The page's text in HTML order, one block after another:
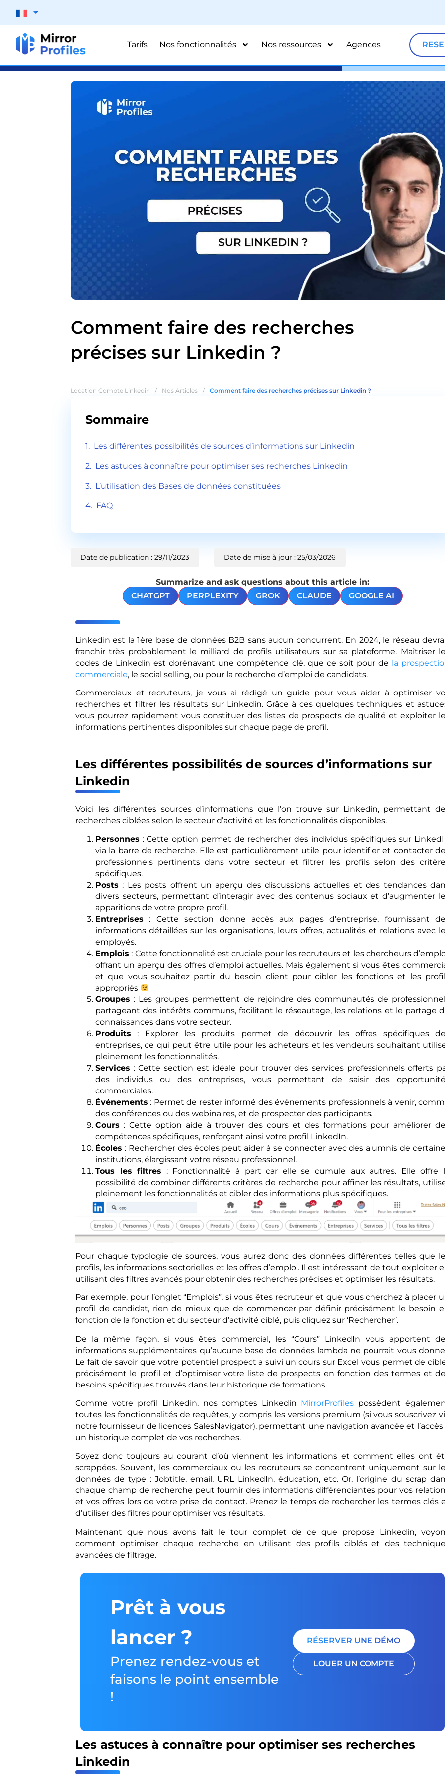
Tarifs Nos fonctionnalités Nos ressources Agences
Comment faire des recherches
précises sur Linkedin ?
Location Compte Linkedin / Nos Articles / Comment faire des recherches précises sur Linkedin ?
Sommaire
Les différentes possibilités de sources d’informations sur Linkedin
Les astuces à connaître pour optimiser ses recherches Linkedin
L’utilisation des Bases de données constituées
FAQ
Date de publication : 29/11/2023 Date de mise à jour : 25/03/2026
Summarize and ask questions about this article in:
CHATGPT
PERPLEXITY GROK CLAUDE GOOGLE AI
Linkedin est la 1ère base de données B2B sans aucun concurrent. En 2024, le réseau
franchir très probablement le milliard de profils utilisateurs sur sa plateforme. Maîtriser
codes de Linkedin est dorénavant une compétence clé, que ce soit pour de la
commerciale, le social selling, ou pour la recherche d’emploi de candidats.
Commerciaux et recruteurs, je vous ai rédigé un guide pour vous aider à optimiser
recherches et filtrer les résultats sur Linkedin. Grâce à ces quelques techniques et
vous pourrez rapidement vous constituer des listes de prospects de qualité et exploiter
informations pertinentes disponibles sur chaque page de profil.
Les différentes possibilités de sources d’informations sur
Linkedin
Voici les différentes sources d’informations que l’on trouve sur Linkedin, permettant
recherches ciblées selon le secteur d’activité et les fonctionnalités disponibles.
Personnes : Cette option permet de rechercher des individus spécifiques sur
via la barre de recherche. Elle est particulièrement utile pour identifier et contacter
professionnels pertinents dans votre secteur et filtrer les profils selon des
spécifiques.
Posts : Les posts offrent un aperçu des discussions actuelles et des tendances
divers secteurs, permettant d’interagir avec des contenus sociaux et d’augmenter
apparitions de votre propre profil.
Entreprises : Cette section donne accès aux pages d’entreprise, fournissant
informations détaillées sur les organisations, leurs offres, actualités et relations avec
employés.
Emplois : Cette fonctionnalité est cruciale pour les recruteurs et les chercheurs
offrant un aperçu des offres d’emploi actuelles. Mais également si vous êtes
et que vous souhaitez partir du besoin client pour cibler les fonctions et les
appropriés
Groupes : Les groupes permettent de rejoindre des communautés de
partageant des intérêts communs, facilitant le réseautage, les relations et le partage
connaissances dans votre secteur.
Produits : Explorer les produits permet de découvrir les offres spécifiques
entreprises, ce qui peut être utile pour les acheteurs et les vendeurs souhaitant
pleinement les fonctionnalités.
Services : Cette section est idéale pour trouver des services professionnels offerts
des individus ou des entreprises, vous permettant de saisir des
commerciales.
Événements : Permet de rester informé des événements professionnels à venir,
des conférences ou des webinaires, et de prospecter des participants.
Cours : Cette option aide à trouver des cours et des formations pour améliorer
compétences spécifiques, renforçant ainsi votre profil LinkedIn.
Écoles : Rechercher des écoles peut aider à se connecter avec des alumnis de
institutions, élargissant votre réseau professionnel.
Tous les filtres : Fonctionnalité à part car elle se cumule aux autres. Elle offre
possibilité de combiner différents critères de recherche pour affiner les résultats,
pleinement les fonctionnalités et cibler des informations plus spécifiques.
Pour chaque typologie de sources, vous aurez donc des données différentes telles que
profils, les informations sectorielles et les offres d’emploi. Il est intéressant de tout exploiter
utilisant des filtres avancés pour obtenir des recherches précises et optimiser les résultats.
Par exemple, pour l’onglet “Emplois”, si vous êtes recruteur et que vous cherchez à placer
profil de candidat, rien de mieux que de commencer par définir précisément le besoin
fonction de la fonction et du secteur d’activité ciblé, puis cliquez sur ‘Rechercher’.
De la même façon, si vous êtes commercial, les “Cours” LinkedIn vous apportent
informations supplémentaires qu’aucune base de données lambda ne pourrait vous
Le fait de savoir que votre potentiel prospect a suivi un cours sur Excel vous permet de
précisément le profil et d’optimiser votre liste de prospects en fonction des termes et
besoins spécifiques trouvés dans leur historique de formations.
Comme votre profil Linkedin, nos comptes Linkedin MirrorProfiles possèdent
toutes les fonctionnalités de requêtes, y compris les versions premium (si vous souscrivez
notre fournisseur de licences SalesNavigator), permettant une navigation avancée et l’accès
un historique complet de vos recherches.
Soyez donc toujours au courant d’où viennent les informations et comment elles ont
scrappées. Souvent, les commerciaux ou les recruteurs se concentrent uniquement sur
données de type : Jobtitle, email, URL LinkedIn, éducation, etc. Or, l’origine du scrap
chaque champ de recherche peut fournir des informations différenciantes pour vos
et vos offres lors de votre prise de contact. Prenez le temps de rechercher les termes clés
d’utiliser des filtres pour optimiser vos résultats.
Maintenant que nous avons fait le tour complet de ce que propose Linkedin,
comment optimiser chaque recherche en utilisant des profils ciblés et des
avancées de filtrage.
Prêt à vous
lancer ?
Prenez rendez-vous et
faisons le point ensemble
!
RÉSERVER UNE DÉMO
LOUER UN COMPTE
Les astuces à connaître pour optimiser ses recherches
Linkedin